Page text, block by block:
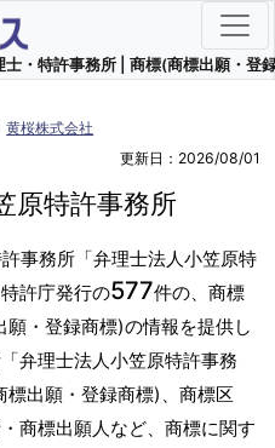
士・特許事務所 | 商標(商標出願・登
黄桜株式会社
更新日：2026/08/01
原特許事務所
事務所「弁理士法人小笠原特
許庁発行の577件の、商標
・登録商標)の情報を提供し
弁理士法人小笠原特許事務
標出願・登録商標)、商標区
商標出願人など、商標に関す